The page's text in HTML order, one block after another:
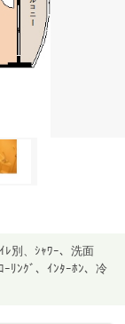
ﾚ別、ｼｬﾜｰ、洗面
ﾘﾝｸﾞ、ｲﾝﾀｰﾎﾝ、冷